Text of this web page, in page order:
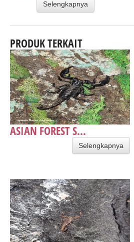
Selengkapnya
PRODUK TERKAIT
ASIAN FOREST S...
Selengkapnya